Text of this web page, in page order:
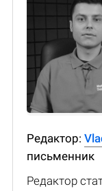
Редактор:
письменник
Редактор